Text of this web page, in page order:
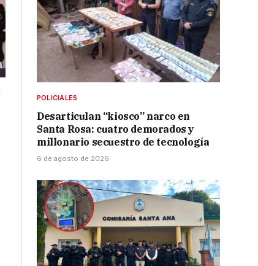
POLICIALES
Desarticulan “kiosco” narco en
Santa Rosa: cuatro demorados y
millonario secuestro de tecnología
6 de agosto de 2026